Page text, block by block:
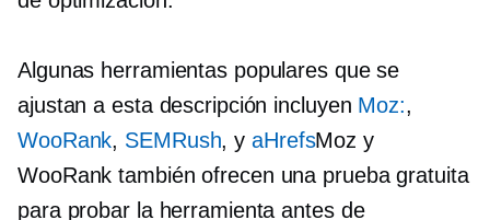
Algunas herramientas populares que se
ajustan a esta descripción incluyen Moz:,
WooRank, SEMRush, yaHrefsMoz y
WooRank también ofrecen una prueba gratuita
para probar la herramienta antes de